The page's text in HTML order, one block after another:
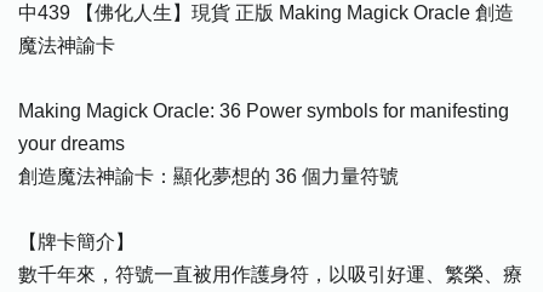
中439 【佛化人生】現貨 正版 Making Magick Oracle 創造
魔法神諭卡
Making Magick Oracle: 36 Power symbols for manifesting
your dreams
創造魔法神諭卡：顯化夢想的 36 個力量符號
【牌卡簡介】
數千年來，符號一直被用作護身符，以吸引好運、繁榮、療